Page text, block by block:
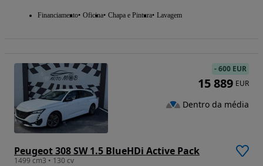
Financiamento Oficina Chapa e Pintura Lavagem
Peugeot 308 SW 1.5 BlueHDi Active Pack
1499 cm3 • 130 cv
-600 EUR
15 889 EUR
Dentro da média